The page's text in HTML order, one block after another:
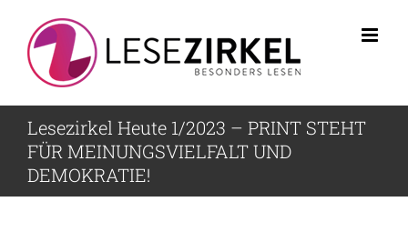
Inhalt
springen
Lesezirkel Heute 1/2023 – PRINT STEHT
FÜR MEINUNGSVIELFALT UND
DEMOKRATIE!